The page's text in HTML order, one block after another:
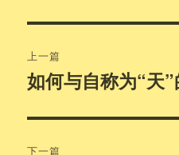
章
航
上一篇
上
文
章：
如何与自称为“天
下一篇